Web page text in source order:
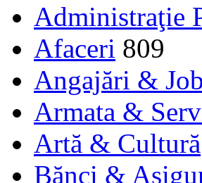
Administraţie
Afaceri 809
Angajări &
Armata &
Artă & Cultură
Bănci &